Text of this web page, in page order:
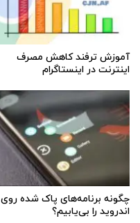
آموزش ترفند کاهش مصرف
اینترنت در اینستاگرام
چگونه برنامه‌های پاک شده روی
اندروید را بی‌یابیم؟